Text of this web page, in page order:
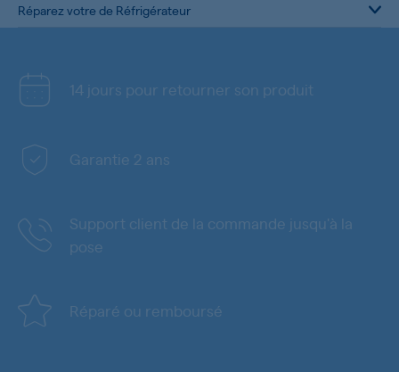
Réparez votre de Réfrigérateur
14 jours pour retourner son produit
Garantie 2 ans
Support client de la commande jusqu'à la
pose
Réparé ou remboursé